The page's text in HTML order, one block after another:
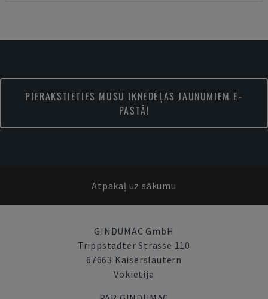
PIERAKSTIETIES MŪSU IKNEDĒĻAS JAUNUMIEM E-
PASTĀ!
Atpakaļ uz sākumu
GINDUMAC GmbH
Trippstadter Strasse 110
67663 Kaiserslautern
Vokietija